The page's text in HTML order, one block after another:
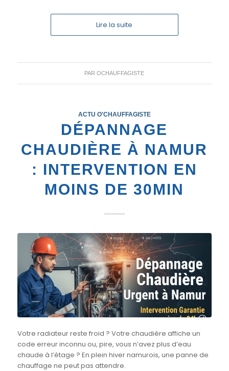
Lire la suite
PAROCHAUFFAGISTE
ACTU O'CHAUFFAGISTE
DÉPANNAGE
CHAUDIÈRE À NAMUR
: INTERVENTION EN
MOINS DE 30MIN
Votre radiateur reste froid ? Votre chaudière affiche un
code erreur inconnu ou, pire, vous n’avez plus d’eau
chaude à l’étage ? En plein hiver namurois, une panne de
chauffage ne peut pas attendre.